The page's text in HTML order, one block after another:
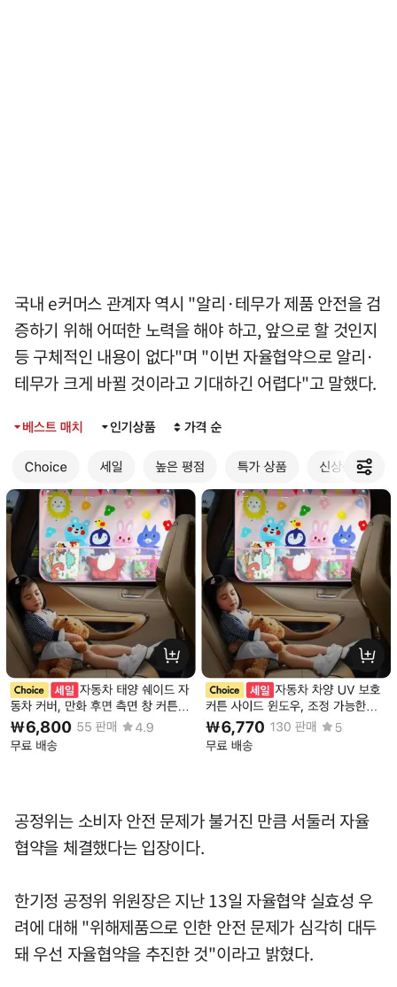
국내 e커머스 관계자 역시 "알리·테무가 제품 안전을 검
증하기 위해 어떠한 노력을 해야 하고, 앞으로 할 것인지
등 구체적인 내용이 없다"며 "이번 자율협약으로 알리·
테무가 크게 바뀔 것이라고 기대하긴 어렵다"고 말했다.
공정위는 소비자 안전 문제가 불거진 만큼 서둘러 자율
협약을 체결했다는 입장이다.
한기정 공정위 위원장은 지난 13일 자율협약 실효성 우
려에 대해 "위해제품으로 인한 안전 문제가 심각히 대두
돼 우선 자율협약을 추진한 것"이라고 밝혔다.